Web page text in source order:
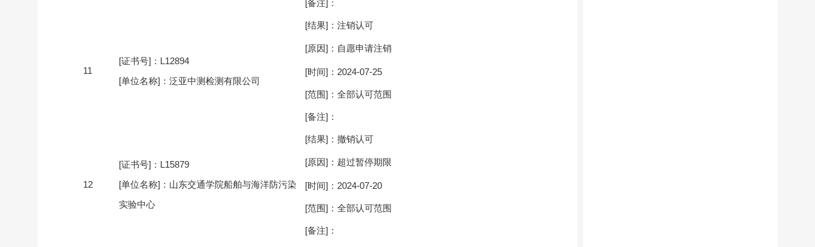
[备注]：
11
[证书号]：L12894
[单位名称]：泛亚中测检测有限公司
[结果]：注销认可
[原因]：自愿申请注销
[时间]：2024-07-25
[范围]：全部认可范围
[备注]：
12
[证书号]：L15879
[单位名称]：山东交通学院船舶与海洋防污染
实验中心
[结果]：撤销认可
[原因]：超过暂停期限
[时间]：2024-07-20
[范围]：全部认可范围
[备注]：